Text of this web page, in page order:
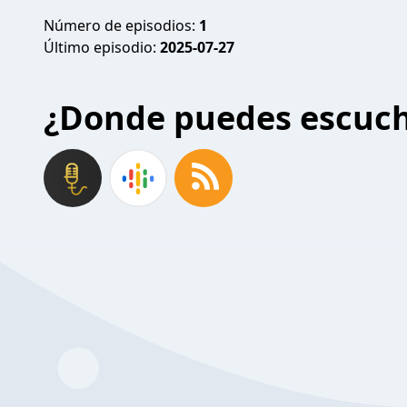
Número de episodios: 1
Último episodio: 2025-07-27
¿Donde puedes